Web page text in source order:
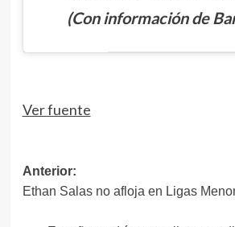
(Con información de
Navegación
entradas
Ver fuente
Navegación
de
Anterior:
Ethan Salas no afloja en Ligas